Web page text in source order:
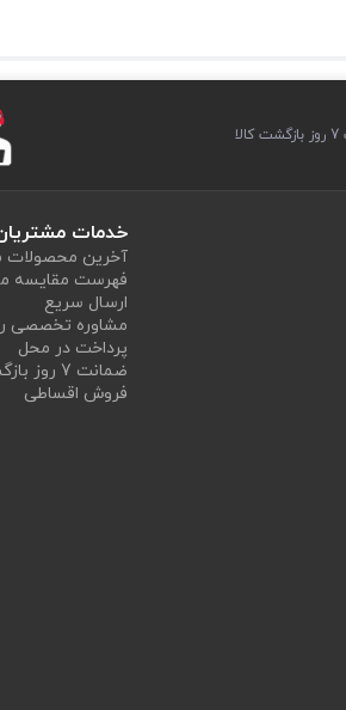
خدمات
آخرین محصولات
فهرست مقایسه
ارسال سریع
مشاوره تخصصی
پرداخت در محل
ضمانت 7 روز بازگشت
فروش اقساطی